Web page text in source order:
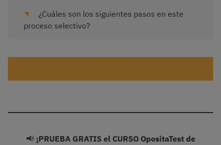
¿Cuáles son los siguientes pasos en este
proceso selectivo?
📢 ¡PRUEBA GRATIS el CURSO OpositaTest de